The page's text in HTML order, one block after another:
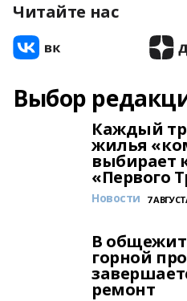
Читайте нас
Выбор
Каждый
жилья
выбирает
«Первого
Новости 7
В
горной
ремонт